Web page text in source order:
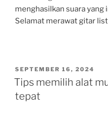
menghasilkan suara yang
Selamat merawat gitar
POSTED
ON
SEPTEMBER 16, 2024
Tips memilih alat
tepat